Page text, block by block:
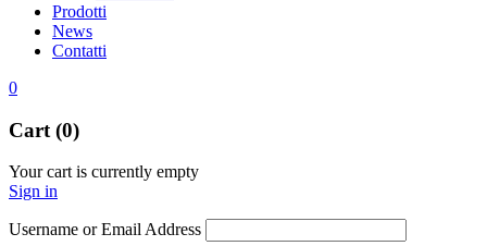
Prodotti
News
Contatti
0
Cart (0)
Your cart is currently empty
Sign in
Username or Email Address